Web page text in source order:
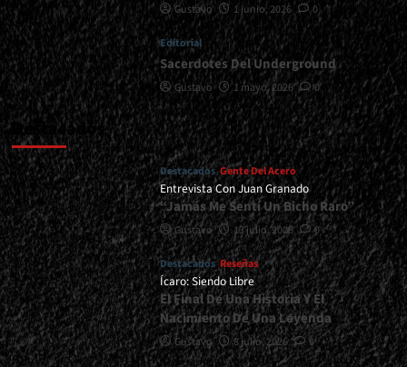
Gustavo 1 junio, 2026 0
Editorial
Sacerdotes Del Underground
Gustavo 1 mayo, 2026 0
Destacados
Destacados Gente Del Acero
Entrevista Con Juan Granado
“Jamás Me Sentí Un Bicho Raro”
Gustavo 13 julio, 2026 0
Destacados Reseñas
Ícaro: Siendo Libre
El Final De Una Historia Y El
Nacimiento De Una Leyenda
Gustavo 8 julio, 2026 0